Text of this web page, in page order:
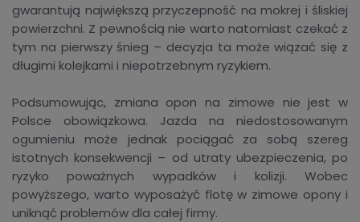
gwarantują największą przyczepność na mokrej i śliskiej
powierzchni. Z pewnością nie warto natomiast czekać z
tym na pierwszy śnieg – decyzja ta może wiązać się z
długimi kolejkami i niepotrzebnym ryzykiem.
Podsumowując, zmiana opon na zimowe nie jest w
Polsce obowiązkowa. Jazda na niedostosowanym
ogumieniu może jednak pociągać za sobą szereg
istotnych konsekwencji – od utraty ubezpieczenia, po
ryzyko poważnych wypadków i kolizji. Wobec
powyższego, warto wyposażyć flotę w zimowe opony i
uniknąć problemów dla całej firmy.